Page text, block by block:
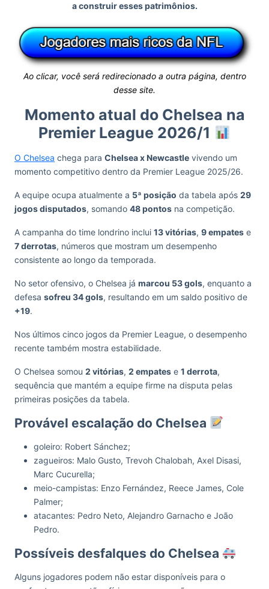
a construir esses patrimônios.
Ao clicar, você será redirecionado a outra página, dentro
desse site.
Momento atual do Chelsea na
Premier League 2026/1
O Chelsea chega para Chelsea x Newcastle vivendo um
momento competitivo dentro da Premier League 2025/26.
A equipe ocupa atualmente a 5ª posição da tabela após 29
jogos disputados, somando 48 pontos na competição.
A campanha do time londrino inclui 13 vitórias, 9 empates e
7 derrotas, números que mostram um desempenho
consistente ao longo da temporada.
No setor ofensivo, o Chelsea já marcou 53 gols, enquanto a
defesa sofreu 34 gols, resultando em um saldo positivo de
+19.
Nos últimos cinco jogos da Premier League, o desempenho
recente também mostra estabilidade.
O Chelsea somou 2 vitórias, 2 empates e 1 derrota,
sequência que mantém a equipe firme na disputa pelas
primeiras posições da tabela.
Provável escalação do Chelsea
goleiro: Robert Sánchez;
zagueiros: Malo Gusto, Trevoh Chalobah, Axel Disasi,
Marc Cucurella;
meio-campistas: Enzo Fernández, Reece James, Cole
Palmer;
atacantes: Pedro Neto, Alejandro Garnacho e João
Pedro.
Possíveis desfalques do Chelsea
Alguns jogadores podem não estar disponíveis para o